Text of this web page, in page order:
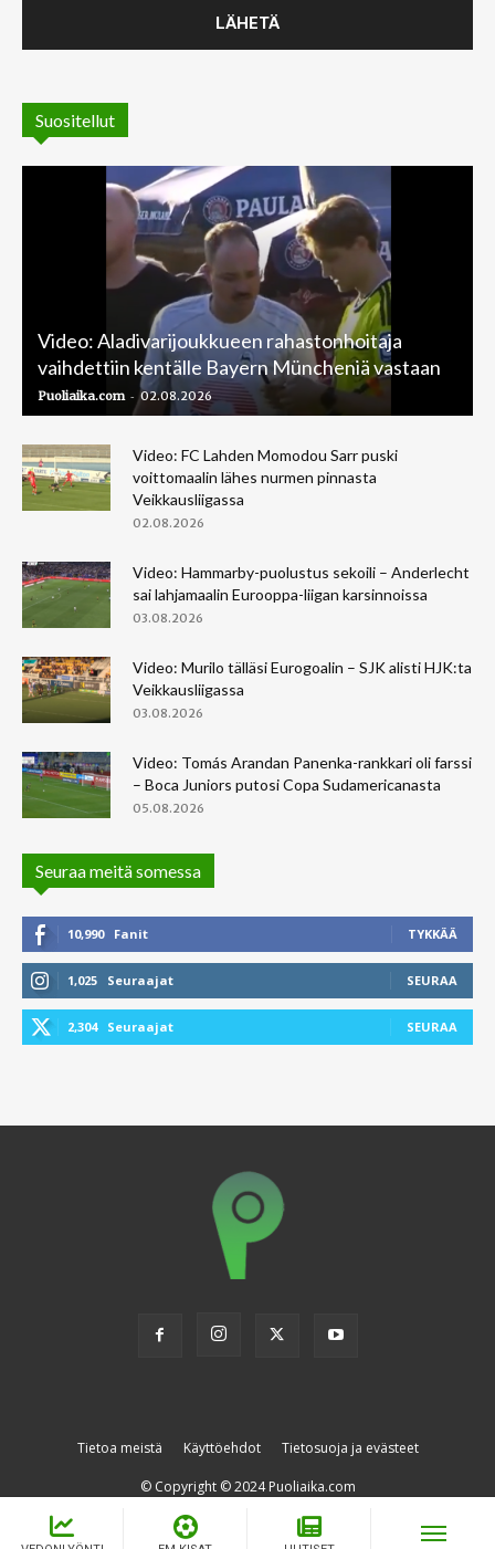
Suositellut
Video: Aladivarijoukkueen rahastonhoitaja
vaihdettiin kentälle Bayern Müncheniä vastaan
Puoliaika.com - 02.08.2026
Video: FC Lahden Momodou Sarr puski
voittomaalin lähes nurmen pinnasta
Veikkausliigassa
02.08.2026
Video: Hammarby-puolustus sekoili – Anderlecht
sai lahjamaalin Eurooppa-liigan karsinnoissa
03.08.2026
Video: Murilo tälläsi Eurogoalin – SJK alisti HJK:ta
Veikkausliigassa
03.08.2026
Video: Tomás Arandan Panenka-rankkari oli farssi
– Boca Juniors putosi Copa Sudamericanasta
05.08.2026
Seuraa meitä somessa
10,990 Fanit TYKKÄÄ
1,025 Seuraajat SEURAA
2,304 Seuraajat SEURAA
Tietoa meistä Käyttöehdot Tietosuoja ja evästeet
© Copyright © 2024 Puoliaika.com